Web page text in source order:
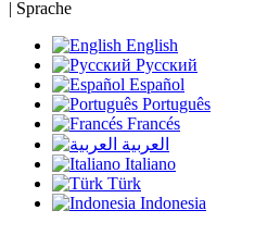
| Sprache
English
Русский
Español
Português
Francés
العربية
Italiano
Türk
Indonesia